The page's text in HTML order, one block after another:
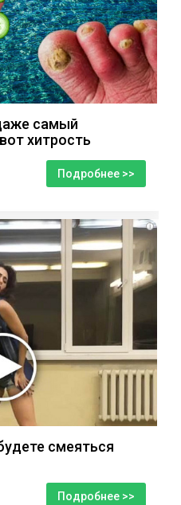
самый
хитрость
Подробнее >>
i
смеяться
Подробнее >>